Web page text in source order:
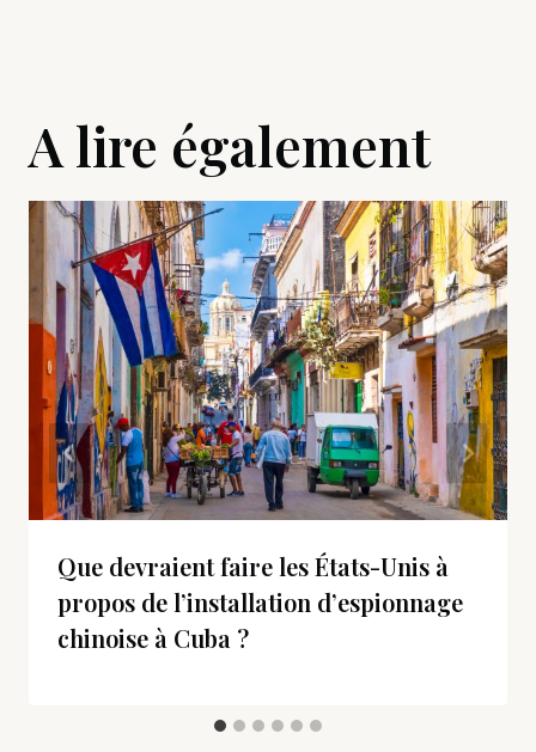
A lire également
Que devraient faire les États-Unis à
propos de l’installation d’espionnage
chinoise à Cuba ?